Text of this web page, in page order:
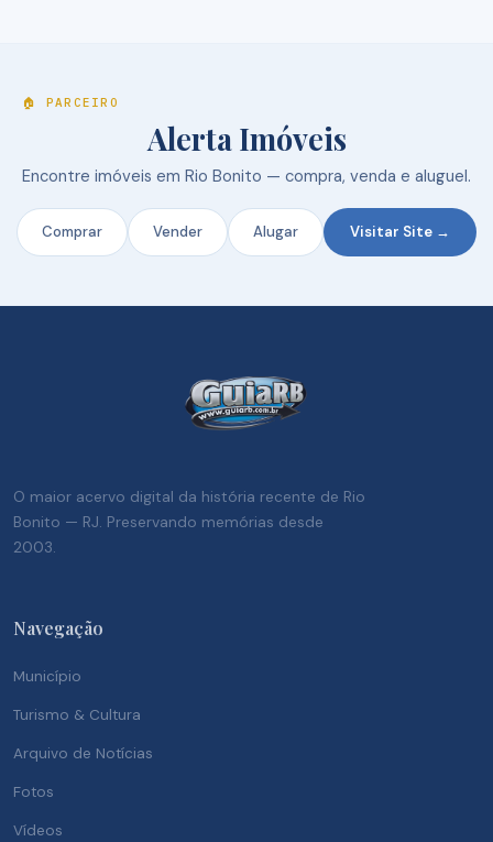
🏠 PARCEIRO
Alerta Imóveis
Encontre imóveis em Rio Bonito — compra, venda e aluguel.
Comprar Vender Alugar Visitar Site →
O maior acervo digital da história recente de Rio
Bonito — RJ. Preservando memórias desde
2003.
Navegação
Município
Turismo & Cultura
Arquivo de Notícias
Fotos
Vídeos